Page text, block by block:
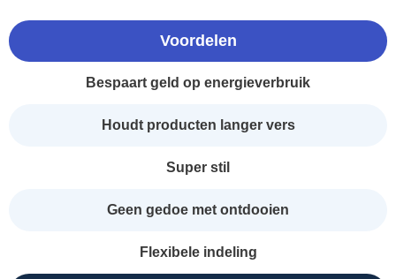
Voordelen
Bespaart geld op energieverbruik
Houdt producten langer vers
Super stil
Geen gedoe met ontdooien
Flexibele indeling